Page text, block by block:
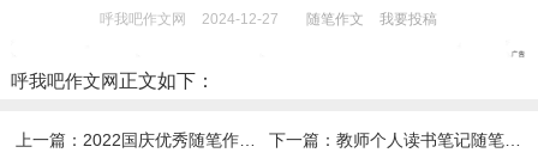
呼我吧作文网 2024-12-27 随笔作文 我要投稿
呼我吧作文网正文如下：
上一篇： 2022国庆优秀随笔作文（通用7篇） 下一篇： 教师个人读书笔记随笔7篇